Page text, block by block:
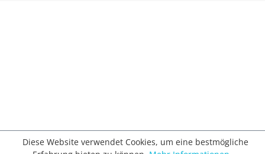
Diese Website verwendet Cookies, um eine bestmögliche